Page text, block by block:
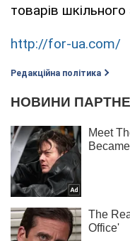
товарів
http://for-ua.com/
Редакційна політика